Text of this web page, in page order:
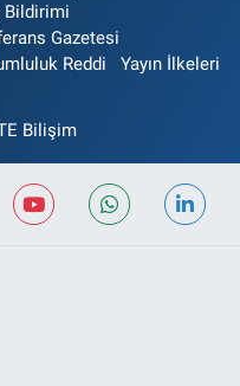
Bildirimi
Gazetesi
Reddi Yayın İlkeleri
Bilişim